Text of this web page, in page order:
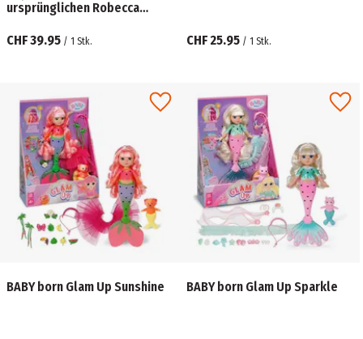
ursprünglichen Robecca
Puppenständer und Haustier
CHF 39.95 / 1 Stk. CHF 25.95 / 1 Stk.
BABY born Glam Up Sunshine BABY born Glam Up Sparkle